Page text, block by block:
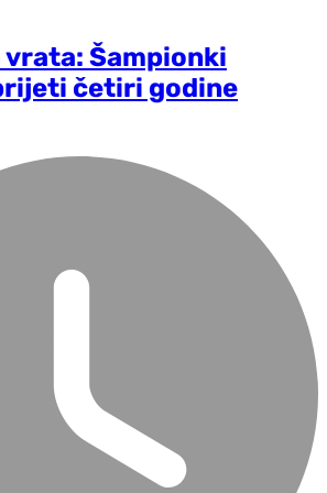
Šampionki
četiri godine